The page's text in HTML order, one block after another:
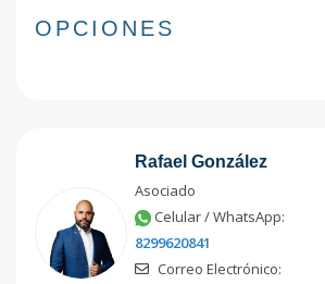
OPCIONES
Rafael González
Asociado
Celular / WhatsApp:
8299620841
Correo Electrónico: